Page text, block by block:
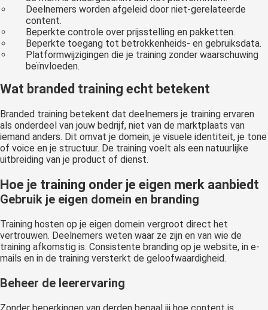
Deelnemers worden afgeleid door niet-gerelateerde
content.
Beperkte controle over prijsstelling en pakketten.
Beperkte toegang tot betrokkenheids- en gebruiksdata.
Platformwijzigingen die je training zonder waarschuwing
beïnvloeden.
Wat branded training echt betekent
Branded training betekent dat deelnemers je training ervaren
als onderdeel van jouw bedrijf, niet van de marktplaats van
iemand anders. Dit omvat je domein, je visuele identiteit, je tone
of voice en je structuur. De training voelt als een natuurlijke
uitbreiding van je product of dienst.
Hoe je training onder je eigen merk aanbiedt
Gebruik je eigen domein en branding
Training hosten op je eigen domein vergroot direct het
vertrouwen. Deelnemers weten waar ze zijn en van wie de
training afkomstig is. Consistente branding op je website, in e-
mails en in de training versterkt de geloofwaardigheid.
Beheer de leerervaring